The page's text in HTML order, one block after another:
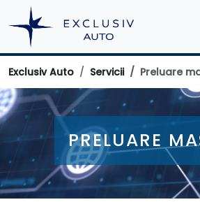
Exclusiv Auto Servicii Preluare
PRELUARE